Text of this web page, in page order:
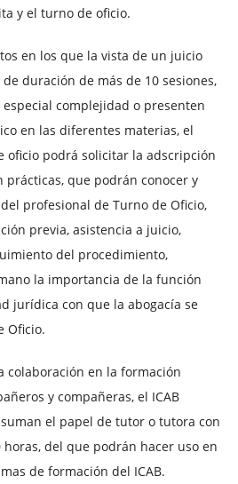
y el turno de oficio.
en los que la vista de un juicio
duración de más de 10 sesiones,
complejidad o presenten
en las diferentes materias, el
oficio podrá solicitar la adscripción
prácticas, que podrán conocer y
profesional de Turno de Oficio,
previa, asistencia a juicio,
del procedimiento,
la importancia de la función
jurídica con que la abogacía se
Oficio.
colaboración en la formación
y compañeras, el ICAB
el papel de tutor o tutora con
del que podrán hacer uso en
de formación del ICAB.